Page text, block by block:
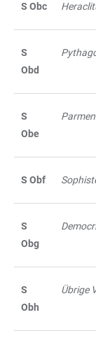
S Obc
S
Obd
S
Obe
S Obf
S
Obg
S
Obh
Übrige